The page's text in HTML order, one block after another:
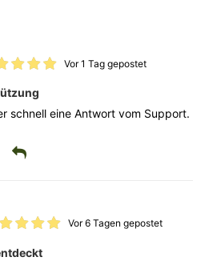
Vor 1 Tag gepostet
schnell eine Antwort vom Support.
Vor 6 Tagen gepostet